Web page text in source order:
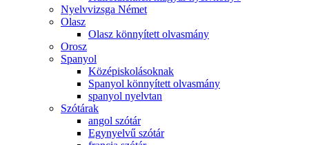
Nyelvvizsga Német
Olasz
Olasz könnyített olvasmány
Orosz
Spanyol
Középiskolásoknak
Spanyol könnyített olvasmány
spanyol nyelvtan
Szótárak
angol szótár
Egynyelvű szótár